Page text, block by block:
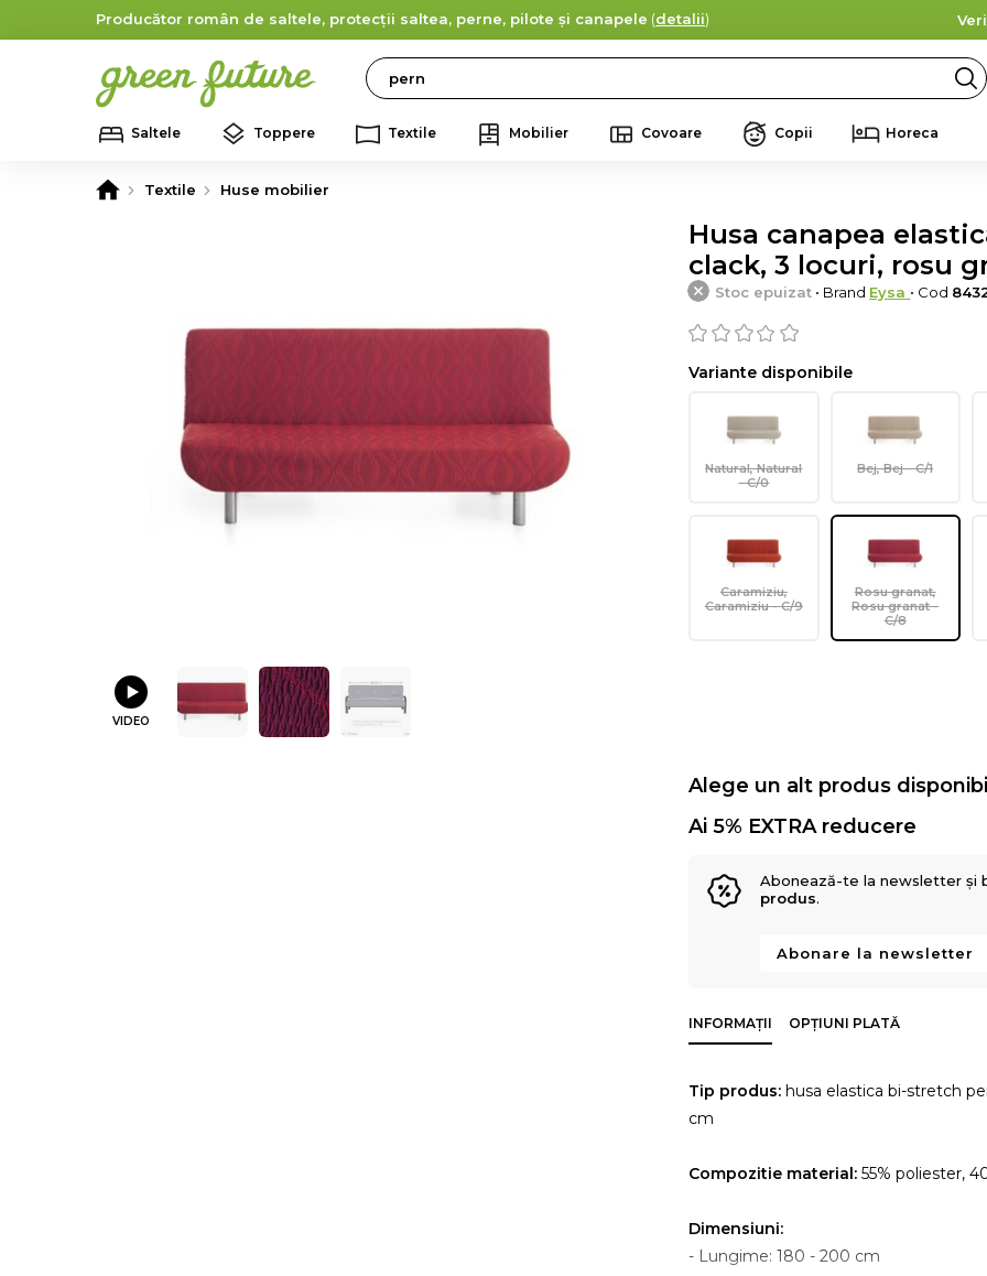
Producător român de saltele, protecții saltea, perne, pilote și canapele (detalii)
Search
Saltele Toppere Textile Mobilier Covoare Copii Horeca
Textile Huse mobilier
VIDEO
Husa canapea
clack, 3 locuri, rosu
Stoc epuizat • Brand Eysa • Cod
Variante disponibile
Natural, Natural
- C/0
Bej, Bej - C/1
Caramiziu,
Caramiziu - C/9
Rosu granat,
Rosu granat -
C/8
Alege un alt produs
Ai 5% EXTRA reducere
Abonează-te la newsletter și
produs.
Abonare la newsletter
INFORMAȚII OPȚIUNI PLATĂ
Tip produs: husa elastica bi-stretch
cm
Compozitie material: 55% poliester,
Dimensiuni:
- Lungime: 180 - 200 cm